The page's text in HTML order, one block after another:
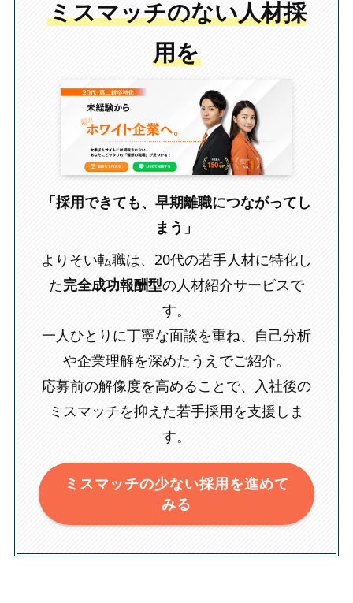
ミスマッチのない人材採
用を
「採用できても、早期離職につながってし
まう」
よりそい転職は、20代の若手人材に特化し
た完全成功報酬型の人材紹介サービスで
す。
一人ひとりに丁寧な面談を重ね、自己分析
や企業理解を深めたうえでご紹介。
応募前の解像度を高めることで、入社後の
ミスマッチを抑えた若手採用を支援しま
す。
ミスマッチの少ない採用を進めて
みる